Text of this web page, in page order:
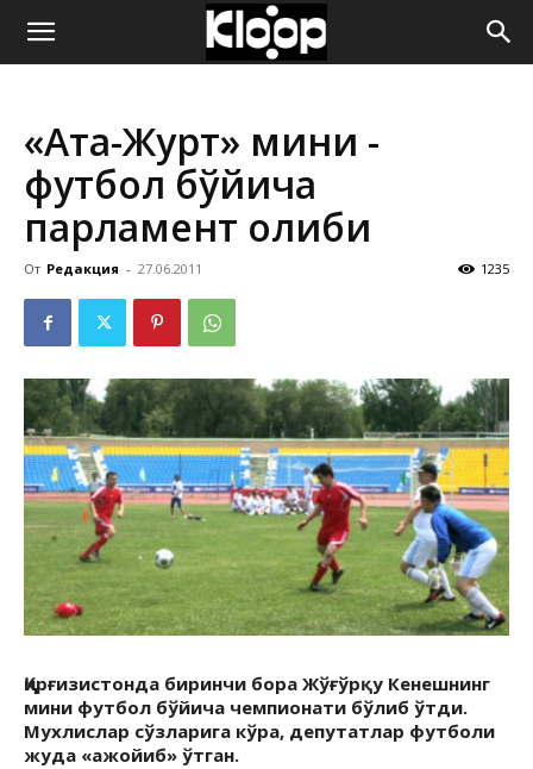
ҚИРҒИЗИСТОН
ЯНГИЛИКЛАРИ
«Ата-Журт» мини -
футбол бўйича
парламент ғолиби
От Редакция - 27.06.2011 1235
Қирғизистонда биринчи бора Жўғўрқу Кенешнинг
мини футбол бўйича чемпионати бўлиб ўтди.
Мухлислар сўзларига кўра, депутатлар футболи
жуда «ажойиб» ўтган.